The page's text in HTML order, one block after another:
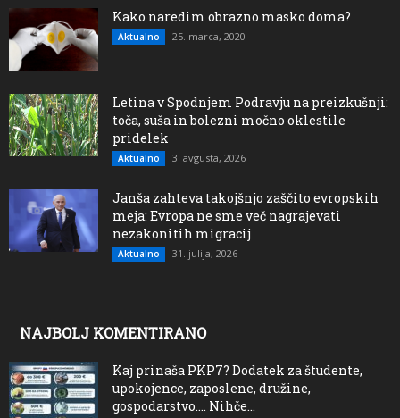
Kako naredim obrazno masko doma?
Aktualno 25. marca, 2020
Letina v Spodnjem Podravju na preizkušnji:
toča, suša in bolezni močno oklestile
pridelek
Aktualno 3. avgusta, 2026
Janša zahteva takojšnjo zaščito evropskih
meja: Evropa ne sme več nagrajevati
nezakonitih migracij
Aktualno 31. julija, 2026
NAJBOLJ KOMENTIRANO
Kaj prinaša PKP7? Dodatek za študente,
upokojence, zaposlene, družine,
gospodarstvo…. Nihče...